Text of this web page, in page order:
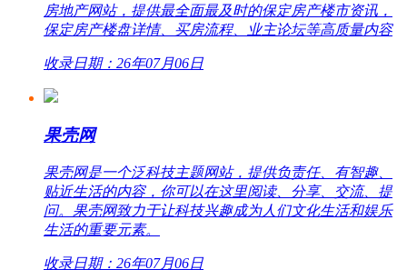
房地产网站，提供最全面最及时的保定房产楼市资讯，
保定房产楼盘详情、买房流程、业主论坛等高质量内容
收录日期：26年07月06日
果壳网
果壳网是一个泛科技主题网站，提供负责任、有智趣、
贴近生活的内容，你可以在这里阅读、分享、交流、提
问。果壳网致力于让科技兴趣成为人们文化生活和娱乐
生活的重要元素。
收录日期：26年07月06日